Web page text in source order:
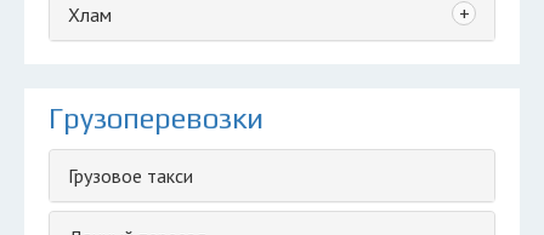
Хлам +
Грузоперевозки
Грузовое такси